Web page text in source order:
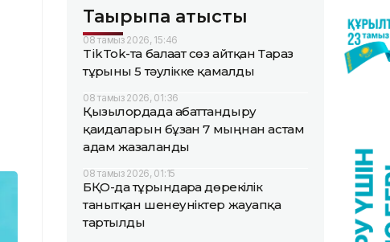
Тақырыпқа қатысты
08 тамыз 2026, 15:46
TikTok-та балағат сөз айтқан Тараз
тұрғыны 5 тәулікке қамалды
08 тамыз 2026, 01:36
Қызылордада абаттандыру
қағидаларын бұзған 7 мыңнан астам
адам жазаланды
08 тамыз 2026, 01:15
БҚО-да тұрғындарға дөрекілік
танытқан шенеуніктер жауапқа
тартылды